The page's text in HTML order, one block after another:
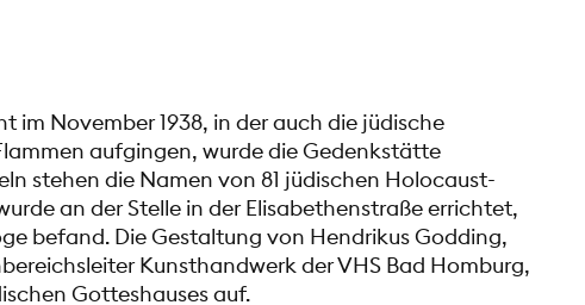
im November 1938, in der auch die jüdische
aufgingen, wurde die Gedenkstätte
stehen die Namen von 81 jüdischen Holocaust-
an der Stelle in der Elisabethenstraße errichtet,
befand. Die Gestaltung von Hendrikus Godding,
Kunsthandwerk der VHS Bad Homburg,
Gotteshauses auf.